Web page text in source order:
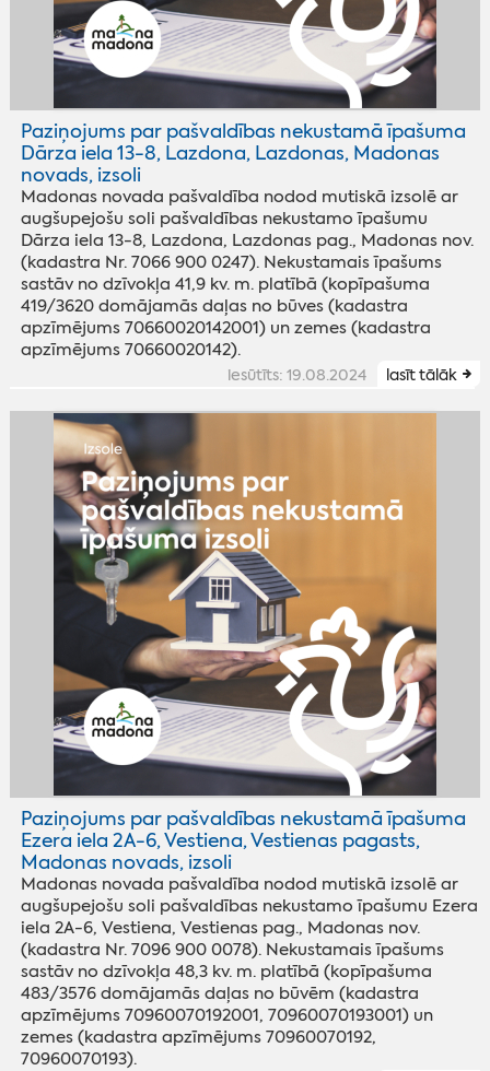
Paziņojums par pašvaldības nekustamā īpašuma
Dārza iela 13-8, Lazdona, Lazdonas, Madonas
novads, izsoli
Madonas novada pašvaldība nodod mutiskā izsolē ar
augšupejošu soli pašvaldības nekustamo īpašumu
Dārza iela 13-8, Lazdona, Lazdonas pag., Madonas nov.
(kadastra Nr. 7066 900 0247). Nekustamais īpašums
sastāv no dzīvokļa 41,9 kv. m. platībā (kopīpašuma
419/3620 domājamās daļas no būves (kadastra
apzīmējums 70660020142001) un zemes (kadastra
apzīmējums 70660020142).
iesūtīts: 19.08.2024 lasīt tālāk
Paziņojums par pašvaldības nekustamā īpašuma
Ezera iela 2A-6, Vestiena, Vestienas pagasts,
Madonas novads, izsoli
Madonas novada pašvaldība nodod mutiskā izsolē ar
augšupejošu soli pašvaldības nekustamo īpašumu Ezera
iela 2A-6, Vestiena, Vestienas pag., Madonas nov.
(kadastra Nr. 7096 900 0078). Nekustamais īpašums
sastāv no dzīvokļa 48,3 kv. m. platībā (kopīpašuma
483/3576 domājamās daļas no būvēm (kadastra
apzīmējums 70960070192001, 70960070193001) un
zemes (kadastra apzīmējums 70960070192,
70960070193).